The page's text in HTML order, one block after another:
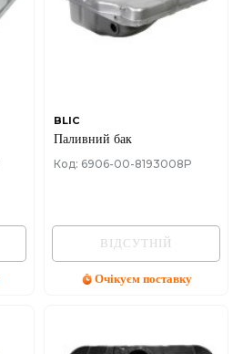
BLIC
Паливний бак
Код: 6906-00-8193008P
ВІДСУТНІЙ
Очікуєм поставку